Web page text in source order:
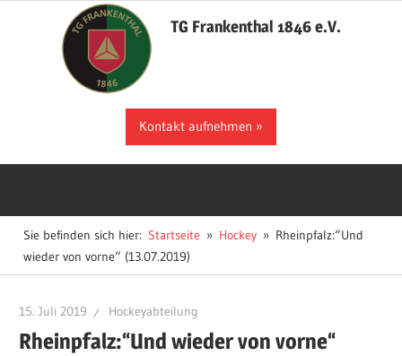
TG Frankenthal 1846 e.V.
Kontakt aufnehmen
Sie befinden sich hier: Startseite Hockey
Rheinpfalz:“Und
wieder von vorne“ (13.07.2019)
15. Juli 2019 Hockeyabteilung
Rheinpfalz:“Und wieder von vorne“